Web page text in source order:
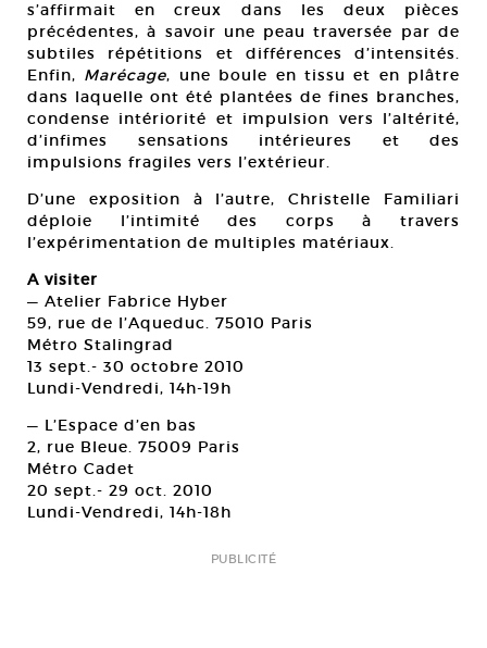
s’affirmait en creux dans les deux pièces
précédentes, à savoir une peau traversée par de
subtiles répétitions et différences d’intensités.
Enfin, Marécage, une boule en tissu et en plâtre
dans laquelle ont été plantées de fines branches,
condense intériorité et impulsion vers l’altérité,
d’infimes sensations intérieures et des
impulsions fragiles vers l’extérieur.
D’une exposition à l’autre, Christelle Familiari
déploie l’intimité des corps à travers
l’expérimentation de multiples matériaux.
A visiter
— Atelier Fabrice Hyber
59, rue de l’Aqueduc. 75010 Paris
Métro Stalingrad
13 sept.- 30 octobre 2010
Lundi-Vendredi, 14h-19h
— L’Espace d’en bas
2, rue Bleue. 75009 Paris
Métro Cadet
20 sept.- 29 oct. 2010
Lundi-Vendredi, 14h-18h
PUBLICITÉ